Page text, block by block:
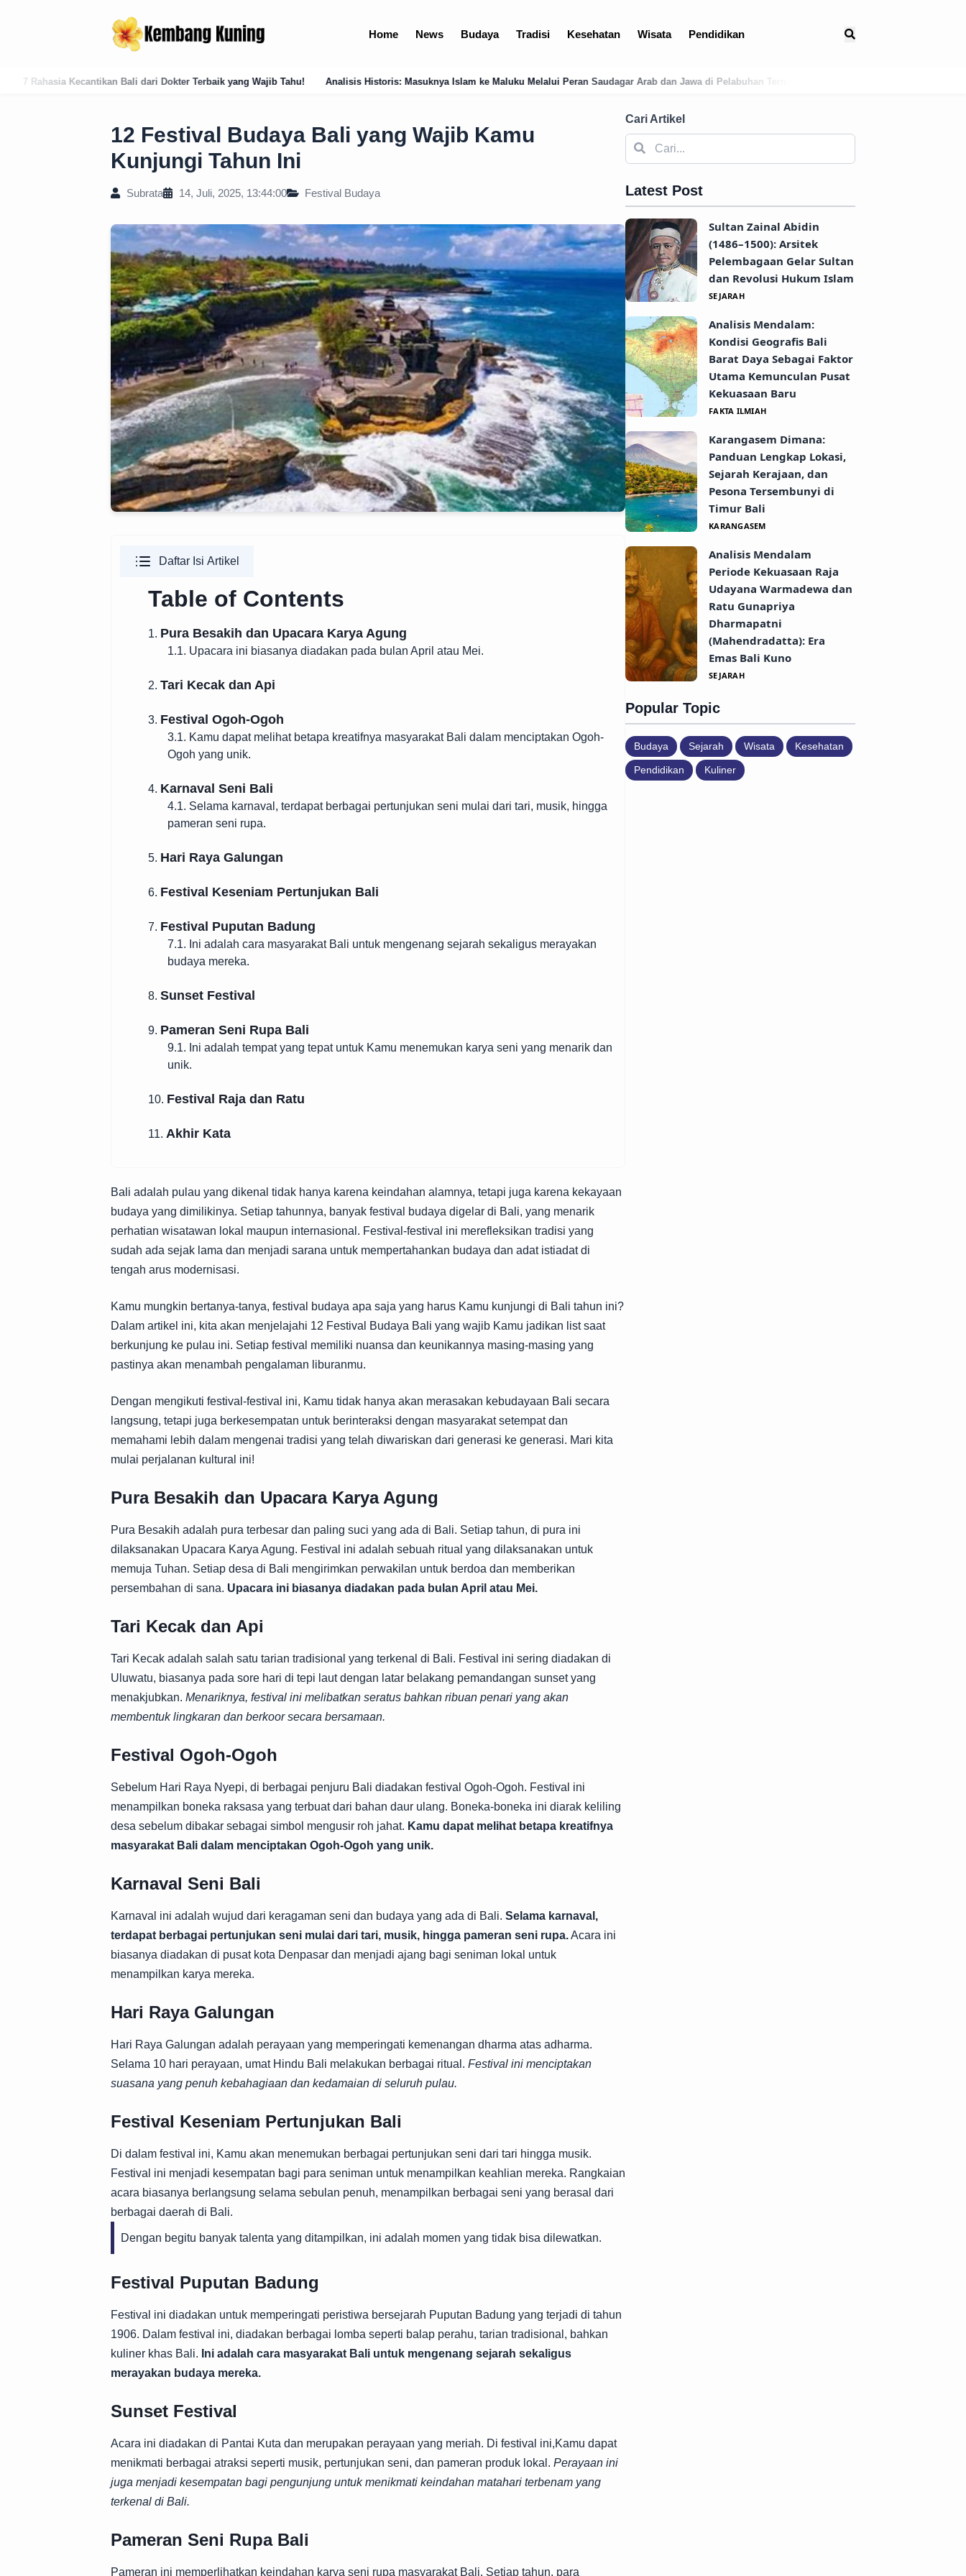
Home News Budaya Tradisi Kesehatan Wisata Pendidikan
Dokter Terbaik yang Wajib Tahu! Analisis Historis: Masuknya Islam ke Maluku Melalui Peran Saudagar Arab dan Jawa di Pelabuhan Ternate Membedah Presensi Online Karangasem: Strategi Digitalisasi
12 Festival Budaya Bali yang Wajib Kamu
Kunjungi Tahun Ini
Subrata 14, Juli, 2025, 13:44:00 Festival Budaya
Daftar Isi Artikel
Table of Contents
1. Pura Besakih dan Upacara Karya Agung
1.1. Upacara ini biasanya diadakan pada bulan April atau Mei.
2. Tari Kecak dan Api
3. Festival Ogoh-Ogoh
3.1. Kamu dapat melihat betapa kreatifnya masyarakat Bali dalam menciptakan Ogoh-
Ogoh yang unik.
4. Karnaval Seni Bali
4.1. Selama karnaval, terdapat berbagai pertunjukan seni mulai dari tari, musik, hingga
pameran seni rupa.
5. Hari Raya Galungan
6. Festival Keseniam Pertunjukan Bali
7. Festival Puputan Badung
7.1. Ini adalah cara masyarakat Bali untuk mengenang sejarah sekaligus merayakan
budaya mereka.
8. Sunset Festival
9. Pameran Seni Rupa Bali
9.1. Ini adalah tempat yang tepat untuk Kamu menemukan karya seni yang menarik dan
unik.
10. Festival Raja dan Ratu
11. Akhir Kata
Bali adalah pulau yang dikenal tidak hanya karena keindahan alamnya, tetapi juga karena kekayaan
budaya yang dimilikinya. Setiap tahunnya, banyak festival budaya digelar di Bali, yang menarik
perhatian wisatawan lokal maupun internasional. Festival-festival ini merefleksikan tradisi yang
sudah ada sejak lama dan menjadi sarana untuk mempertahankan budaya dan adat istiadat di
tengah arus modernisasi.
Kamu mungkin bertanya-tanya, festival budaya apa saja yang harus Kamu kunjungi di Bali tahun ini?
Dalam artikel ini, kita akan menjelajahi 12 Festival Budaya Bali yang wajib Kamu jadikan list saat
berkunjung ke pulau ini. Setiap festival memiliki nuansa dan keunikannya masing-masing yang
pastinya akan menambah pengalaman liburanmu.
Dengan mengikuti festival-festival ini, Kamu tidak hanya akan merasakan kebudayaan Bali secara
langsung, tetapi juga berkesempatan untuk berinteraksi dengan masyarakat setempat dan
memahami lebih dalam mengenai tradisi yang telah diwariskan dari generasi ke generasi. Mari kita
mulai perjalanan kultural ini!
Pura Besakih dan Upacara Karya Agung
Pura Besakih adalah pura terbesar dan paling suci yang ada di Bali. Setiap tahun, di pura ini
dilaksanakan Upacara Karya Agung. Festival ini adalah sebuah ritual yang dilaksanakan untuk
memuja Tuhan. Setiap desa di Bali mengirimkan perwakilan untuk berdoa dan memberikan
persembahan di sana. Upacara ini biasanya diadakan pada bulan April atau Mei.
Tari Kecak dan Api
Tari Kecak adalah salah satu tarian tradisional yang terkenal di Bali. Festival ini sering diadakan di
Uluwatu, biasanya pada sore hari di tepi laut dengan latar belakang pemandangan sunset yang
menakjubkan. Menariknya, festival ini melibatkan seratus bahkan ribuan penari yang akan
membentuk lingkaran dan berkoor secara bersamaan.
Festival Ogoh-Ogoh
Sebelum Hari Raya Nyepi, di berbagai penjuru Bali diadakan festival Ogoh-Ogoh. Festival ini
menampilkan boneka raksasa yang terbuat dari bahan daur ulang. Boneka-boneka ini diarak keliling
desa sebelum dibakar sebagai simbol mengusir roh jahat. Kamu dapat melihat betapa kreatifnya
masyarakat Bali dalam menciptakan Ogoh-Ogoh yang unik.
Karnaval Seni Bali
Karnaval ini adalah wujud dari keragaman seni dan budaya yang ada di Bali. Selama karnaval,
terdapat berbagai pertunjukan seni mulai dari tari, musik, hingga pameran seni rupa.Acara ini
biasanya diadakan di pusat kota Denpasar dan menjadi ajang bagi seniman lokal untuk
menampilkan karya mereka.
Hari Raya Galungan
Hari Raya Galungan adalah perayaan yang memperingati kemenangan dharma atas adharma.
Selama 10 hari perayaan, umat Hindu Bali melakukan berbagai ritual. Festival ini menciptakan
suasana yang penuh kebahagiaan dan kedamaian di seluruh pulau.
Festival Keseniam Pertunjukan Bali
Di dalam festival ini, Kamu akan menemukan berbagai pertunjukan seni dari tari hingga musik.
Festival ini menjadi kesempatan bagi para seniman untuk menampilkan keahlian mereka. Rangkaian
acara biasanya berlangsung selama sebulan penuh, menampilkan berbagai seni yang berasal dari
berbagai daerah di Bali.
Dengan begitu banyak talenta yang ditampilkan, ini adalah momen yang tidak bisa dilewatkan.
Festival Puputan Badung
Festival ini diadakan untuk memperingati peristiwa bersejarah Puputan Badung yang terjadi di tahun
1906. Dalam festival ini, diadakan berbagai lomba seperti balap perahu, tarian tradisional, bahkan
kuliner khas Bali. Ini adalah cara masyarakat Bali untuk mengenang sejarah sekaligus
merayakan budaya mereka.
Sunset Festival
Acara ini diadakan di Pantai Kuta dan merupakan perayaan yang meriah. Di festival ini,Kamu dapat
menikmati berbagai atraksi seperti musik, pertunjukan seni, dan pameran produk lokal. Perayaan ini
juga menjadi kesempatan bagi pengunjung untuk menikmati keindahan matahari terbenam yang
terkenal di Bali.
Pameran Seni Rupa Bali
Pameran ini memperlihatkan keindahan karya seni rupa masyarakat Bali. Setiap tahun, para
Cari Artikel
Latest Post
Sultan Zainal Abidin
(1486–1500): Arsitek
Pelembagaan Gelar Sultan
dan Revolusi Hukum Islam
SEJARAH
Analisis Mendalam:
Kondisi Geografis Bali
Barat Daya Sebagai Faktor
Utama Kemunculan Pusat
Kekuasaan Baru
FAKTA ILMIAH
Karangasem Dimana:
Panduan Lengkap Lokasi,
Sejarah Kerajaan, dan
Pesona Tersembunyi di
Timur Bali
KARANGASEM
Analisis Mendalam
Periode Kekuasaan Raja
Udayana Warmadewa dan
Ratu Gunapriya
Dharmapatni
(Mahendradatta): Era
Emas Bali Kuno
SEJARAH
Popular Topic
Budaya Sejarah Wisata Kesehatan
Pendidikan Kuliner